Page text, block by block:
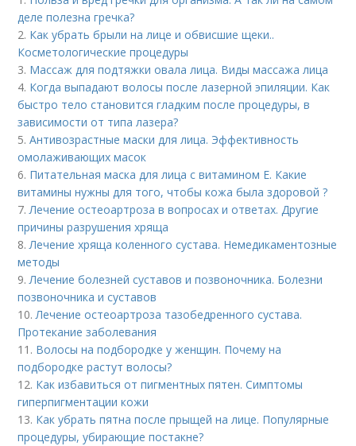
деле полезна гречка?
2. Как убрать брыли на лице и обвисшие щеки..
Косметологические процедуры
3. Массаж для подтяжки овала лица. Виды массажа лица
4. Когда выпадают волосы после лазерной эпиляции. Как
быстро тело становится гладким после процедуры, в
зависимости от типа лазера?
5.Антивозрастные маски для лица. Эффективность
омолаживающих масок
6. Питательная маска для лица с витамином Е. Какие
витамины нужны для того, чтобы кожа была здоровой ?
7.Лечение остеоартроза в вопросах и ответах. Другие
причины разрушения хряща
8.Лечение хряща коленного сустава. Немедикаментозные
методы
9.Лечение болезней суставов и позвоночника. Болезни
позвоночника и суставов
10.Лечение остеоартроза тазобедренного сустава.
Протекание заболевания
11. Волосы на подбородке у женщин. Почему на
подбородке растут волосы?
12. Как избавиться от пигментных пятен. Симптомы
гиперпигментации кожи
13. Как убрать пятна после прыщей на лице. Популярные
процедуры, убирающие постакне?